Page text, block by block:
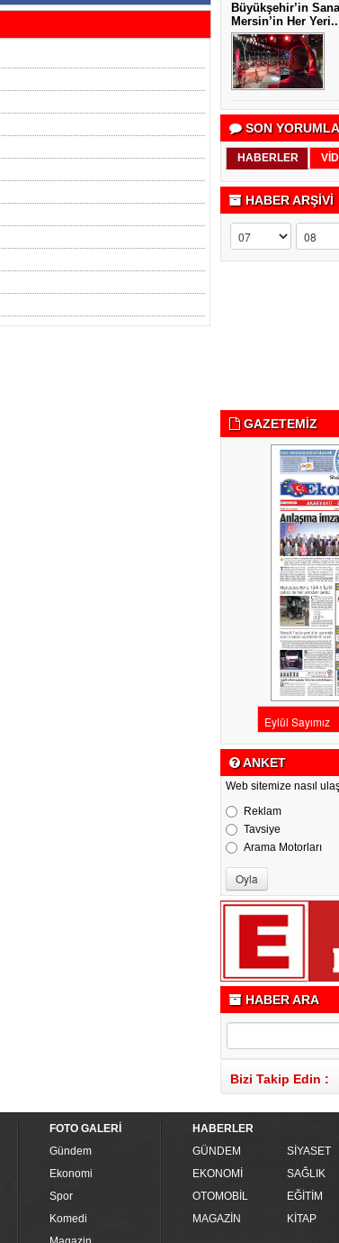
Büyükşehir’in
Mersin’in Her Yeri..
SON
HABERLER
HABER ARŞİVİ
GAZETEMİZ
ANKET
Web sitemize nasıl
Reklam
Tavsiye
Arama Motorları
HABER ARA
Bizi Takip Edin :
FOTO GALERİ
Gündem
Ekonomi
Spor
Komedi
HABERLER
GÜNDEM
SİYASET
EKONOMİ
SAĞLIK
OTOMOBİL
EĞİTİM
MAGAZİN
KİTAP